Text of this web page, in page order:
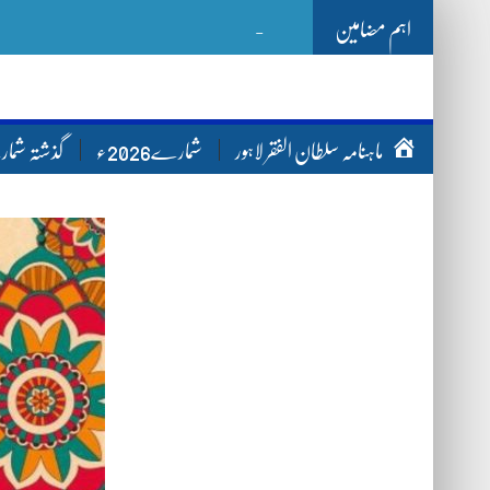
اہم مضامین Ghazwa B
ماہنامہ سلطان الفقر لاہور شمارے2026ء گذشتہ